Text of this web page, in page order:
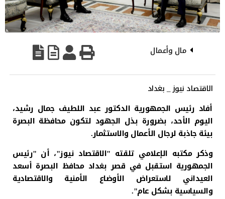
مال وأعمال
الاقتصاد نيوز _ بغداد
أفاد رئيس الجمهورية الدكتور عبد اللطيف جمال رشيد،
اليوم الأحد، بضرورة بذل الجهود لتكون محافظة البصرة
بيئة جاذبة لرجال الأعمال والاستثمار.
وذكر مكتبه الإعلامي تلقته "الاقتصاد نيوز"، أن "رئيس
الجمهورية استقبل في قصر بغداد محافظ البصرة أسعد
العيداني لاستعراض الأوضاع الأمنية والاقتصادية
والسياسية بشكل عام".